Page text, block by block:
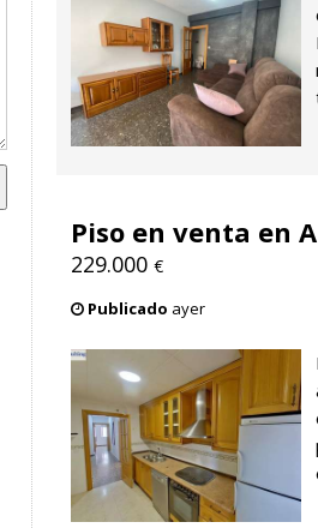
Piso en venta en
229.000 €
Publicado ayer